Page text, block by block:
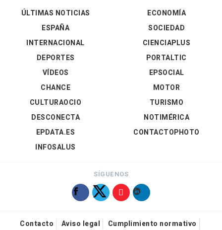
ÚLTIMAS NOTICIAS
ESPAÑA
INTERNACIONAL
DEPORTES
VÍDEOS
ECONOMÍA
SOCIEDAD
CIENCIAPLUS
PORTALTIC
EPSOCIAL
CHANCE
CULTURAOCIO
DESCONECTA
EPDATA.ES
INFOSALUS
MOTOR
TURISMO
NOTIMÉRICA
CONTACTOPHOTO
SÍGUENOS
Contacto Aviso legal
Cumplimiento normativo